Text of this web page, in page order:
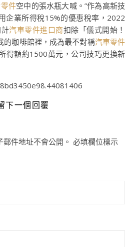
件空中的張水瓶大喊。”作為高新技
企業所得稅15%的優惠稅率，2022
汽車零件進口商扣除「儀式開始！
的咖啡館裡，成為最不對稱汽車零件
得額約1500萬元，公司技巧更換新
下一個回覆
件地址不會公開。 必填欄位標示